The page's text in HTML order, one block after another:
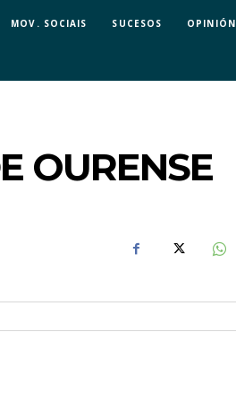
MOV. SOCIAIS SUCESOS OPINIÓN
OURENSE